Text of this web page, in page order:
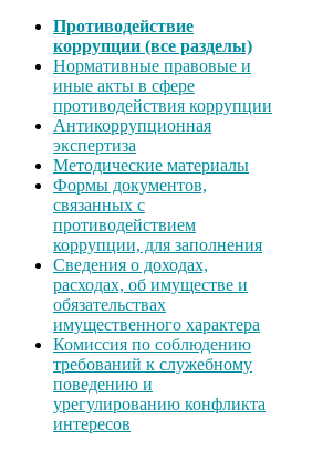
Противодействие
коррупции (все разделы)
Нормативные правовые и
иные акты в сфере
противодействия коррупции
Антикоррупционная
экспертиза
Методические материалы
Формы документов,
связанных с
противодействием
коррупции, для заполнения
Сведения о доходах,
расходах, об имуществе и
обязательствах
имущественного характера
Комиссия по соблюдению
требований к служебному
поведению и
урегулированию конфликта
интересов